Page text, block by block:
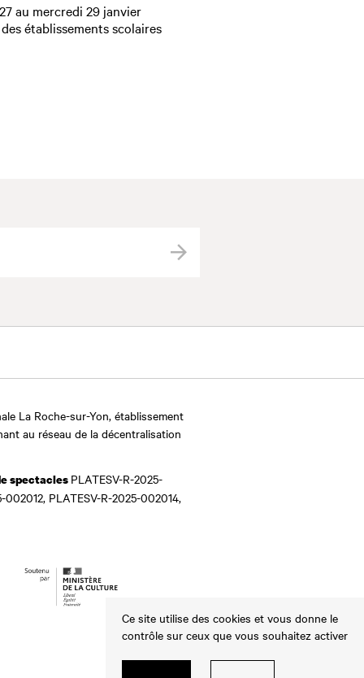
au mercredi 29 janvier
établissements scolaires
Valider
La Roche-sur-Yon, établissement
au réseau de la décentralisation
spectacles PLATESV-R-2025-
PLATESV-R-2025-002014,
Ce site utilise des cookies et vous donne le
contrôle sur ceux que vous souhaitez activer